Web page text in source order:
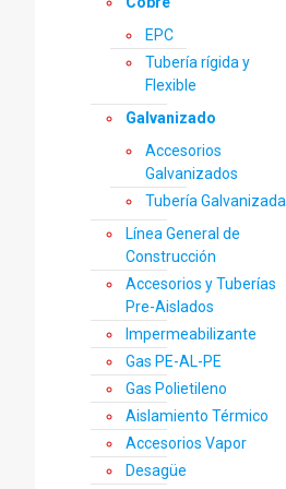
EPC
Tubería rígida y
Flexible
Galvanizado
Accesorios
Galvanizados
Tubería Galvanizada
Línea General de
Construcción
Accesorios y Tuberías
Pre-Aislados
Impermeabilizante
Gas PE-AL-PE
Gas Polietileno
Aislamiento Térmico
Accesorios Vapor
Desagüe